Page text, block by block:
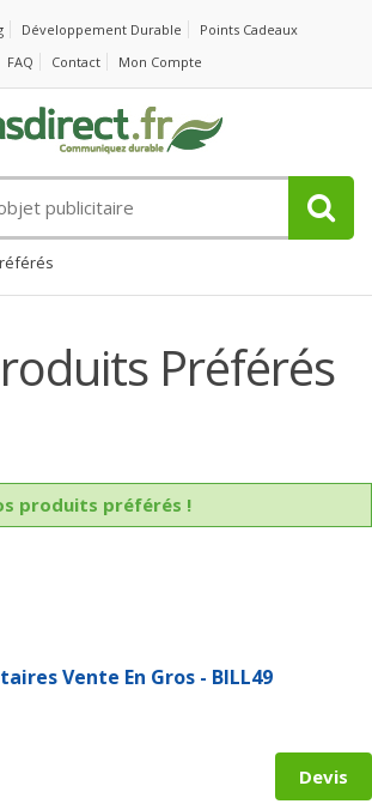
Développement Durable
Points Cadeaux
FAQ
Contact Mon Compte
Préférés
produits préférés !
Vente En Gros - BILL49
Devis